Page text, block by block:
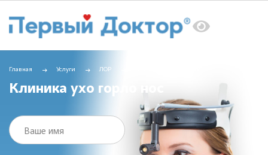
Главная Услуги ЛОР
Клиника ухо горло нос
Ваше имя